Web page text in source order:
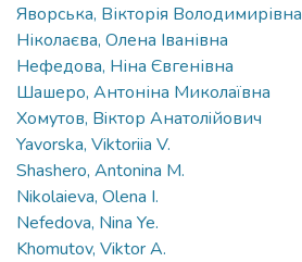
Яворська, Вікторія Володимирівна
Ніколаєва, Олена Іванівна
Нефедова, Ніна Євгенівна
Шашеро, Антоніна Миколаївна
Хомутов, Вiктор Анатолiйович
Yavorska, Viktoriia V.
Shashero, Antonina M.
Nikolaieva, Olena I.
Nefedova, Nina Ye.
Khomutov, Viktor A.